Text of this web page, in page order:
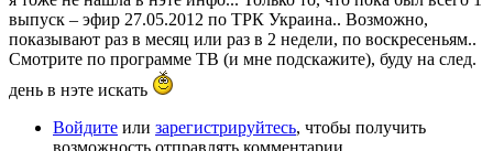
выпуск – эфир 27.05.2012 по ТРК Украина.. Возможно,
показывают раз в месяц или раз в 2 недели, по воскресеньям..
Смотрите по программе ТВ (и мне подскажите), буду на след.
день в нэте искать
Войдите или зарегистрируйтесь, чтобы получить
возможность отправлять комментарии